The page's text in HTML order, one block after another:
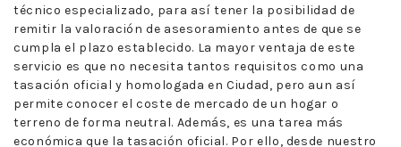
técnico especializado, para así tener la posibilidad de
remitir la valoración de asesoramiento antes de que se
cumpla el plazo establecido. La mayor ventaja de este
servicio es que no necesita tantos requisitos como una
tasación oficial y homologada en Ciudad, pero aun así
permite conocer el coste de mercado de un hogar o
terreno de forma neutral. Además, es una tarea más
económica que la tasación oficial. Por ello, desde nuestro